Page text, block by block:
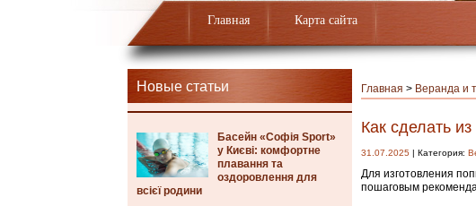
Главная Карта сайта
Новые статьи
Басейн «Софія Sport»
у Києві: комфортне
плавання та
оздоровлення для
всієї родини
Главная > Веранда и
Как сделать
31.07.2025 | Категория:
Для изготовления
пошаговым